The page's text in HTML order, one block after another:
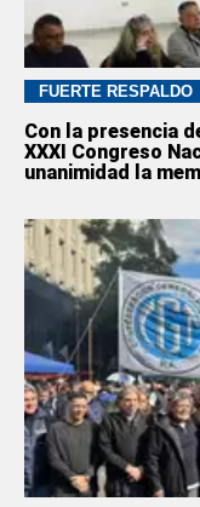
FUERTE RESPALDO
Con la presencia
XXXI Congreso
unanimidad la